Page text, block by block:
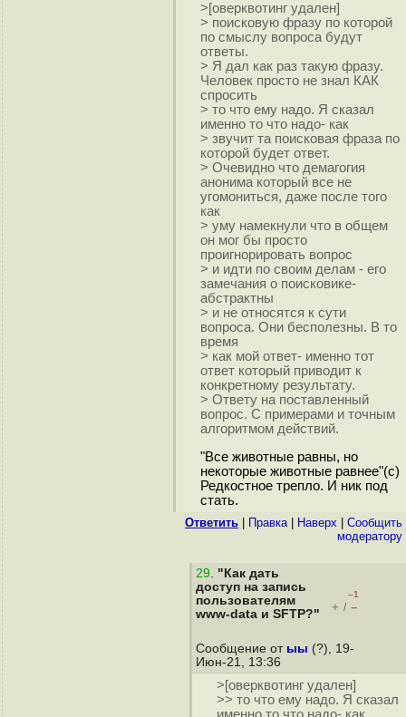
>[оверквотинг удален]
> поисковую фразу по которой
по смыслу вопроса будут
ответы.
> Я дал как раз такую фразу.
Человек просто не знал КАК
спросить
> то что ему надо. Я сказал
именно то что надо- как
> звучит та поисковая фраза по
которой будет ответ.
> Очевидно что демагогия
анонима который все не
угомониться, даже после того
как
> уму намекнули что в общем
он мог бы просто
проигнорировать вопрос
> и идти по своим делам - его
замечания о поисковике-
абстрактны
> и не относятся к сути
вопроса. Они бесполезны. В то
время
> как мой ответ- именно тот
ответ который приводит к
конкретному результату.
> Ответу на поставленный
вопрос. С примерами и точным
алгоритмом действий.
"Все животные равны, но
некоторые животные равнее"(с)
Редкостное трепло. И ник под
стать.
Ответить Правка| Наверх
Cообщить
модератору
29. "Как дать
доступ на запись
пользователям
www-data и SFTP?"
–1
+ / –
Сообщение от ыы (?), 19-
Июн-21, 13:36
>[оверквотинг удален]
>> то что ему надо. Я сказал